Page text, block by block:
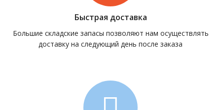
Быстрая доставка
Большие складские запасы позволяют нам осуществлять
доставку на следующий день после заказа